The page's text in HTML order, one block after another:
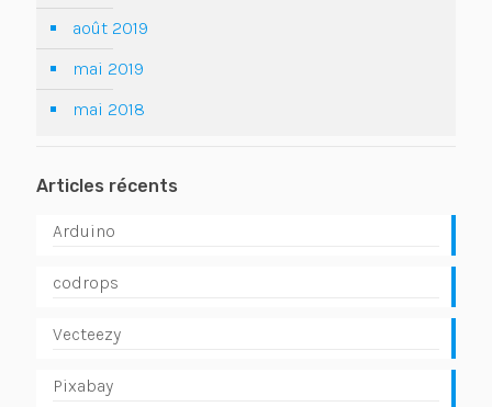
août 2019
mai 2019
mai 2018
Articles récents
Arduino
codrops
Vecteezy
Pixabay